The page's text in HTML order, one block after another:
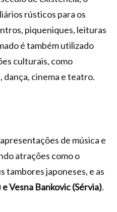
rústicos para os
piqueniques, leituras
é também utilizado
culturais, como
dança, cinema e teatro.
de música e
atrações como o
tambores japoneses, e as
e Vesna Bankovic (Sérvia).